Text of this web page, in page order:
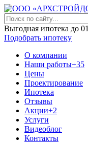
Выгодная ипотека до
Подобрать ипотеку
О компании
Наши работы+35
Цены
Проектирование
Ипотека
Отзывы
Акции+2
Услуги
Видеоблог
Контакты